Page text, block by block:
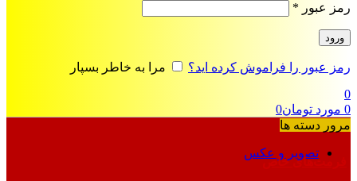
رمز عبور *
ورود
رمز عبور را فراموش کرده اید؟
مرا به خاطر بسپار
0
0 مورد تومان0
مرور دسته ها
تصویر و عکس
فرمت‌های خاص